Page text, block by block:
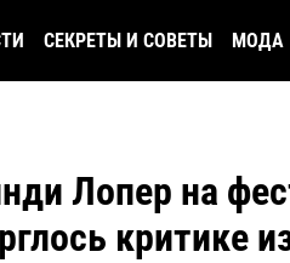
СЕКРЕТЫ И СОВЕТЫ МОДА
Лопер на
критике